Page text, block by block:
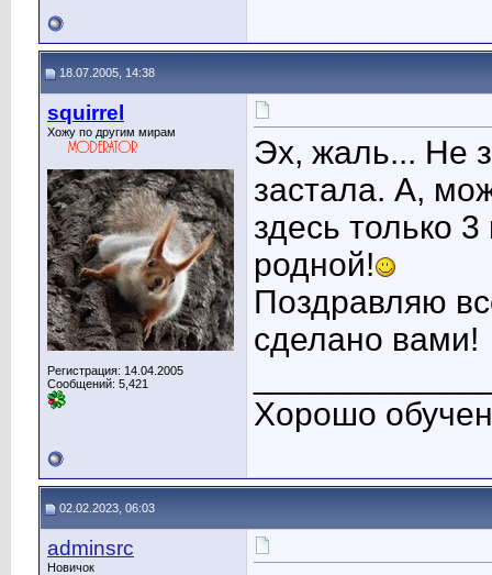
18.07.2005, 14:38
squirrel
Хожу по другим мирам
Регистрация: 14.04.2005
Сообщений: 5,421
Эх, жаль... Не
застала. А,
здесь только
родной!
Поздравляю
сделано вами!
Хорошо
02.02.2023, 06:03
adminsrc
Новичок